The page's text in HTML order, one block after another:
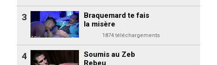
Braquemard te fais
la misère
1874 téléchargements
3
Soumis au Zeb
Rebeu
4